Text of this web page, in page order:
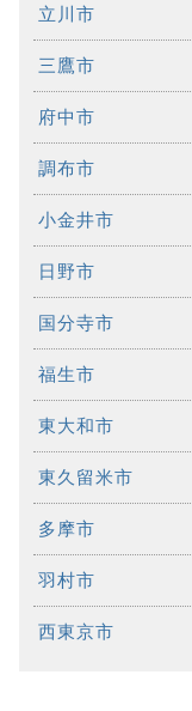
立川市
三鷹市
府中市
調布市
小金井市
日野市
国分寺市
福生市
東大和市
東久留米市
多摩市
羽村市
西東京市